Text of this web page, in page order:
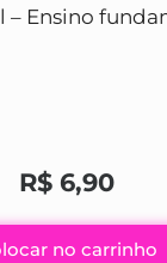
Ensino
R$6,90
no carrinho